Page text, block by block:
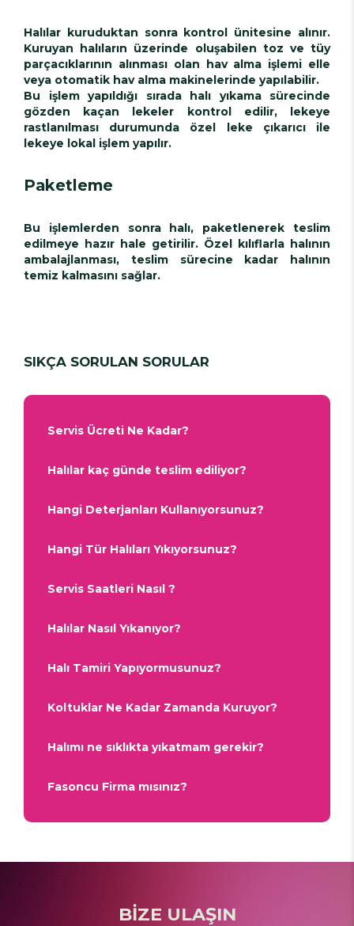
Halılar kuruduktan sonra kontrol ünitesine alınır.
Kuruyan halıların üzerinde oluşabilen toz ve tüy
parçacıklarının alınması olan hav alma işlemi elle
veya otomatik hav alma makinelerinde yapılabilir.
Bu işlem yapıldığı sırada halı yıkama sürecinde
gözden kaçan lekeler kontrol edilir, lekeye
rastlanılması durumunda özel leke çıkarıcı ile
lekeye lokal işlem yapılır.
Paketleme
Bu işlemlerden sonra halı, paketlenerek teslim
edilmeye hazır hale getirilir. Özel kılıflarla halının
ambalajlanması, teslim sürecine kadar halının
temiz kalmasını sağlar.
SIKÇA SORULAN SORULAR
Servis Ücreti Ne Kadar?
Halılar kaç günde teslim ediliyor?
Hangi Deterjanları Kullanıyorsunuz?
Hangi Tür Halıları Yıkıyorsunuz?
Servis Saatleri Nasıl ?
Halılar Nasıl Yıkanıyor?
Halı Tamiri Yapıyormusunuz?
Koltuklar Ne Kadar Zamanda Kuruyor?
Halımı ne sıklıkta yıkatmam gerekir?
Fasoncu Firma mısınız?
BİZE ULAŞIN